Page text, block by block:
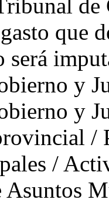
de
que
será
y
y
/
/
Asuntos